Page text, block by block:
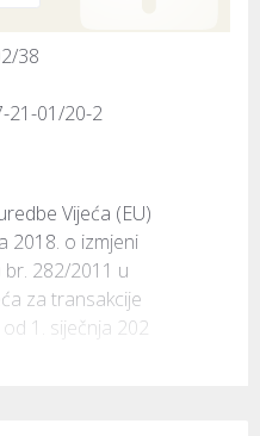
38
21-01/20-2
Vijeća (EU)
2018. o izmjeni
282/2011 u
za transakcije
1. siječnja 202